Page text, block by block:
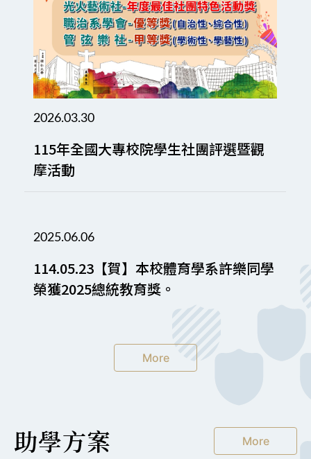
2026.03.30
115年全國大專校院學生社團評選暨觀
摩活動
2025.06.06
114.05.23【賀】本校體育學系許樂同學
榮獲2025總統教育獎。
More
助學方案 More